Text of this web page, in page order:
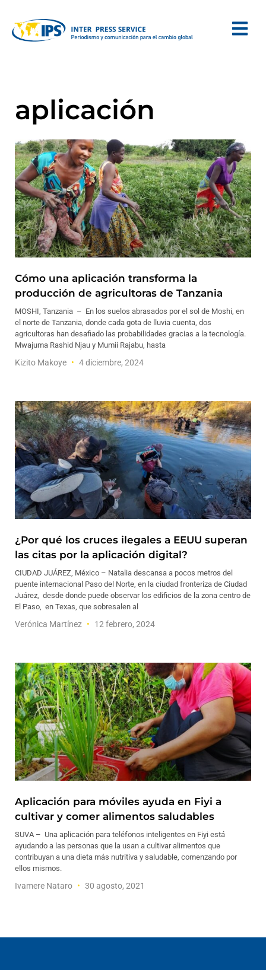
aplicación
Cómo una aplicación transforma la
producción de agricultoras de Tanzania
MOSHI, Tanzania – En los suelos abrasados por el sol de Moshi, en
el norte de Tanzania, donde cada gota de lluvia cuenta, dos
agricultoras han desafiado las probabilidades gracias a la tecnología.
Mwajuma Rashid Njau y Mumii Rajabu, hasta
Kizito Makoye 4 diciembre, 2024
¿Por qué los cruces ilegales a EEUU superan
las citas por la aplicación digital?
CIUDAD JUÁREZ, México – Natalia descansa a pocos metros del
puente internacional Paso del Norte, en la ciudad fronteriza de Ciudad
Juárez, desde donde puede observar los edificios de la zona centro de
El Paso, en Texas, que sobresalen al
Verónica Martínez 12 febrero, 2024
Aplicación para móviles ayuda en Fiyi a
cultivar y comer alimentos saludables
SUVA – Una aplicación para teléfonos inteligentes en Fiyi está
ayudando a las personas que la usan a cultivar alimentos que
contribuyan a una dieta más nutritiva y saludable, comenzando por
ellos mismos.
Ivamere Nataro 30 agosto, 2021